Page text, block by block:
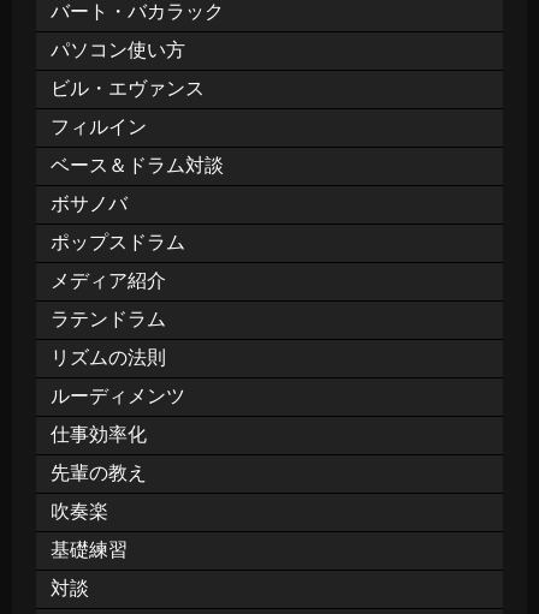
バート・バカラック
パソコン使い方
ビル・エヴァンス
フィルイン
ベース＆ドラム対談
ボサノバ
ポップスドラム
メディア紹介
ラテンドラム
リズムの法則
ルーディメンツ
仕事効率化
先輩の教え
吹奏楽
基礎練習
対談